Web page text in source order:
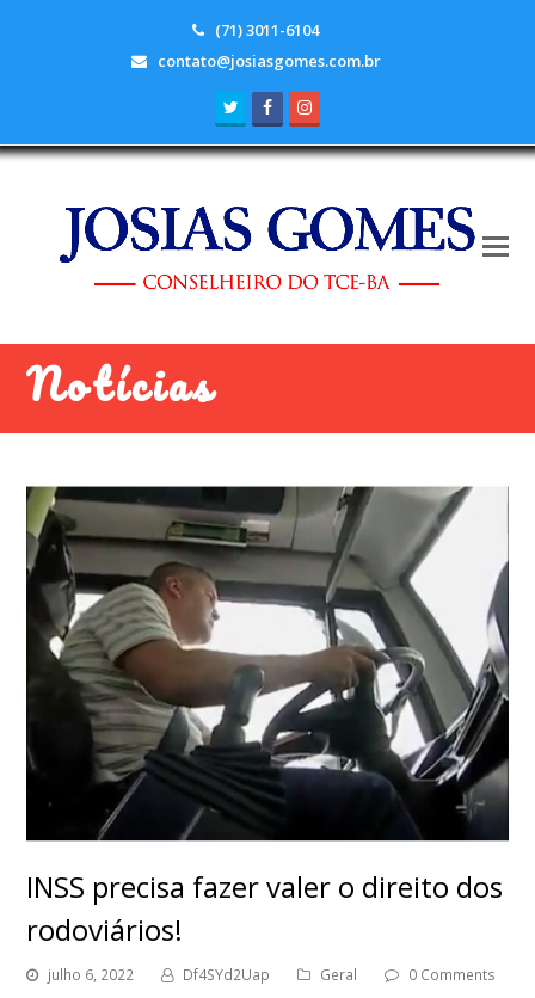
(71) 3011-6104
contato@josiasgomes.com.br
TwitterFacebook
Notícias
INSS precisa fazer valer o direito dos
rodoviários!
julho 6, 2022 Df4SYd2Uap Geral 0 Comments